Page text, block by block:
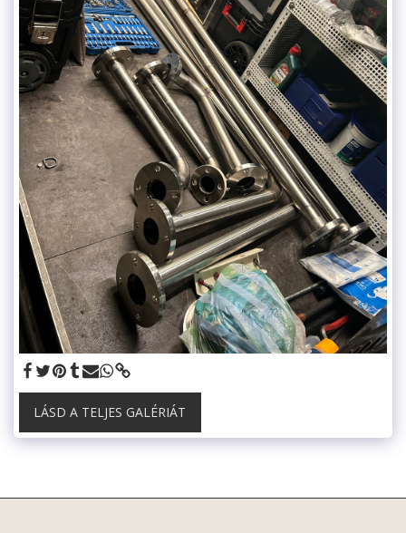
LÁSD A TELJES GALÉRIÁT